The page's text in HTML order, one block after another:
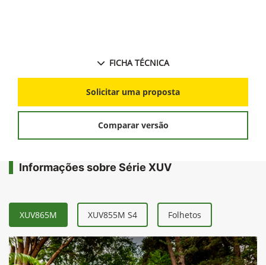
FICHA TÉCNICA
Solicitar uma proposta
Comparar versão
Informações sobre Série XUV
XUV865M XUV855M S4 Folhetos